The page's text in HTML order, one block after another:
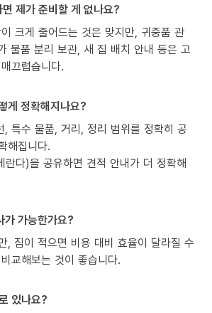
제가 준비할 게 없나요?
크게 줄어드는 것은 맞지만, 귀중품 관
물품 분리 보관, 새 집 배치 안내 등은 고
끄럽습니다.
게 정확해지나요?
특수 물품, 거리, 정리 범위를 정확히 공
해집니다.
란다)을 공유하면 견적 안내가 더 정확해
가 가능한가요?
, 짐이 적으면 비용 대비 효율이 달라질 수
교해보는 것이 좋습니다.
있나요?